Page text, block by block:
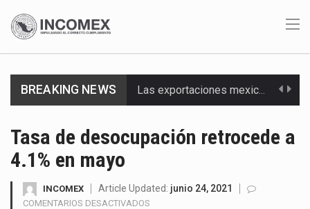
BREAKING NEWS Las exportaciones mexicanas de vehículos ligeros disminuyeron 9.67 % en julio a tasa anual, alcanzando…
Solo el 17.8 % de las empresas en México se considera totalmente preparada para la…
Tasa de desocupación retrocede a
4.1% en mayo
INCOMEX Article Updated: junio 24, 2021
COMENTARIOS DESACTIVADOS